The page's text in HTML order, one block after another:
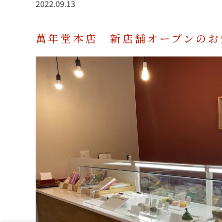
2022.09.13
萬年堂本店 新店舗オープンのお